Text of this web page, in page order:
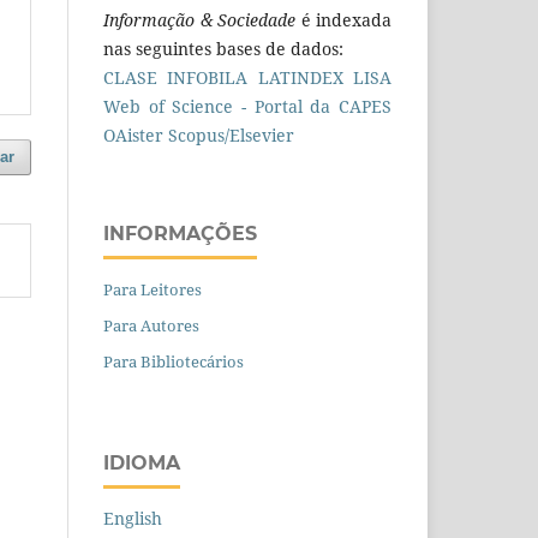
Informação & Sociedade é indexada
nas seguintes bases de dados:
CLASE INFOBILA LATINDEX LISA
Web of Science - Portal da CAPES
OAister Scopus/Elsevier
INFORMAÇÕES
Para Leitores
Para Autores
Para Bibliotecários
IDIOMA
English